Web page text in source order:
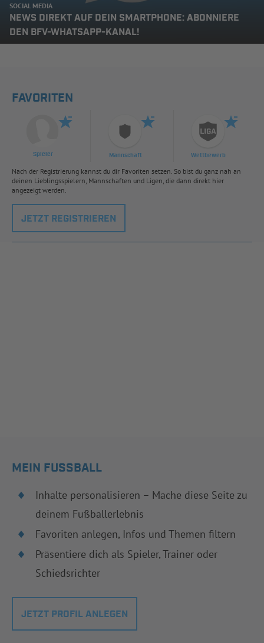
SOCIAL MEDIA
NEWS DIREKT AUF DEIN SMARTPHONE: ABONNIERE
DEN BFV-WHATSAPP-KANAL!
FAVORITEN
Spieler Mannschaft Wettbewerb
Nach der Registrierung kannst du dir Favoriten setzen. So bist du ganz nah an
deinen Lieblingsspielern, Mannschaften und Ligen, die dann direkt hier
angezeigt werden.
JETZT REGISTRIEREN
MEIN FUSSBALL
Inhalte personalisieren – Mache diese Seite zu
deinem Fußballerlebnis
Favoriten anlegen, Infos und Themen filtern
Präsentiere dich als Spieler, Trainer oder
Schiedsrichter
JETZT PROFIL ANLEGEN